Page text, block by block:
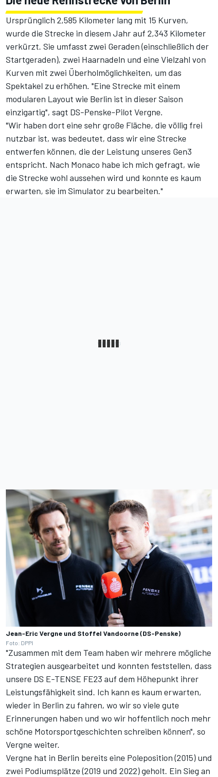
Ursprünglich 2,585 Kilometer lang mit 15 Kurven,
wurde die Strecke in diesem Jahr auf 2,343 Kilometer
verkürzt. Sie umfasst zwei Geraden (einschließlich der
Startgeraden), zwei Haarnadeln und eine Vielzahl von
Kurven mit zwei Überholmöglichkeiten, um das
Spektakel zu erhöhen. "Eine Strecke mit einem
modularen Layout wie Berlin ist in dieser Saison
einzigartig", sagt DS-Penske-Pilot Vergne.
"Wir haben dort eine sehr große Fläche, die völlig frei
nutzbar ist, was bedeutet, dass wir eine Strecke
entwerfen können, die der Leistung unseres Gen3
entspricht. Nach Monaco habe ich mich gefragt, wie
die Strecke wohl aussehen wird und konnte es kaum
erwarten, sie im Simulator zu bearbeiten."
Jean-Eric Vergne und Stoffel Vandoorne (DS-Penske)
Foto: DPPI
"Zusammen mit dem Team haben wir mehrere mögliche
Strategien ausgearbeitet und konnten feststellen, dass
unsere DS E-TENSE FE23 auf dem Höhepunkt ihrer
Leistungsfähigkeit sind. Ich kann es kaum erwarten,
wieder in Berlin zu fahren, wo wir so viele gute
Erinnerungen haben und wo wir hoffentlich noch mehr
schöne Motorsportgeschichten schreiben können", so
Vergne weiter.
Vergne hat in Berlin bereits eine Poleposition (2015) und
zwei Podiumsplätze (2019 und 2022) geholt. Ein Sieg an